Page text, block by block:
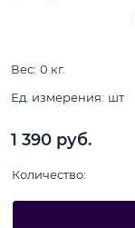
Вес: 0 кг.
Ед. измерения: шт
1 390 руб.
Количество: